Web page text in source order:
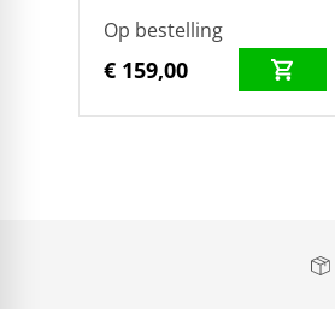
Op bestelling
€ 159,00